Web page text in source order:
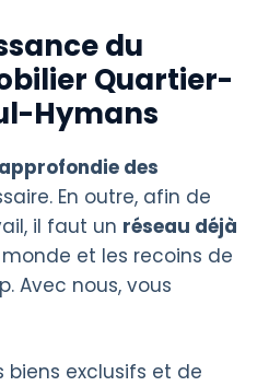
du
Quartier-
Hymans
des
En outre, afin de
il faut un réseau déjà
et les recoins de
Avec nous, vous
biens exclusifs et de